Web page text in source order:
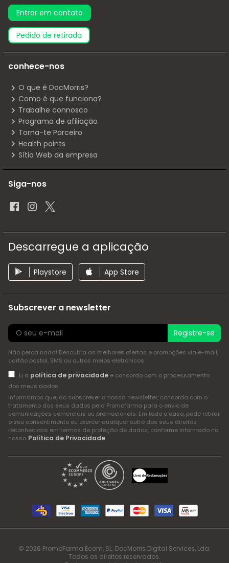
Entrar em contato
pedido de retirada
conhece-nos
O que é DocMorris?
Como é que funciona?
Trabalhe connosco
Programa de afiliação
Torna-te Parceiro
Health points
Sítio Web da empresa
Siga-nos
Descarregue a aplicação
Playstore App Store
Subscrever a newsletter
Registre-se
Não perca nada! Descubra as melhores ofertas e promoções via e-mail,
cartão postal, SMS ou outros meios eletrónicos
Li a política de privacidadee concordo com o processamento
dos meus dados
Informamos que, ao subscrever a nossa newsletter, concorda com o
tratamento dos seus dados pela Promofarma para o envio de
comunicações comerciais ou promocionais. Em todo o caso, pode retirar
o seu consentimento ou exercer qualquer outro dos seus direitos
reconhecidos em termos de proteção de dados, conforme informado na
nossa Política de Privacidade.
© 2026 PromoFarma Ecom, SL. DocMorris Digital Services, Lda.
Todos os direitos reservados.